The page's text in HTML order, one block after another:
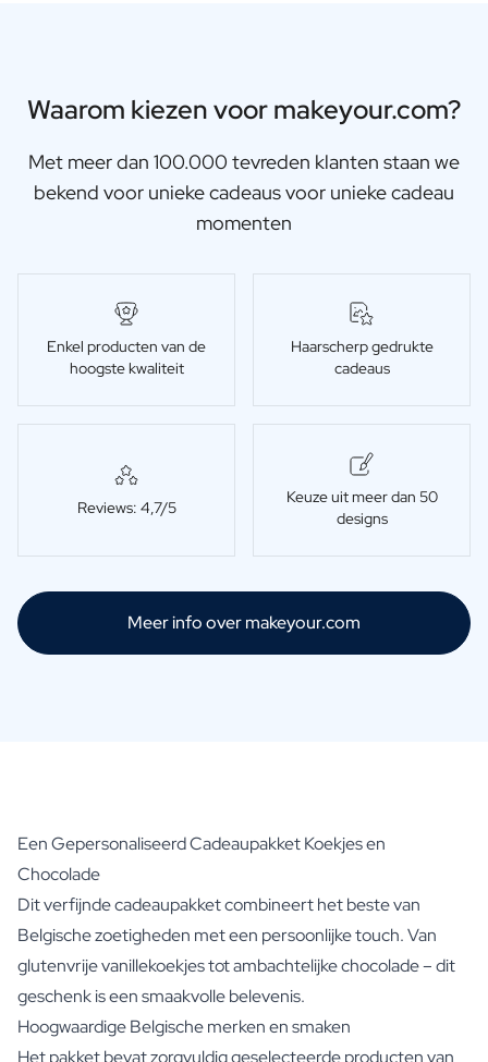
Waarom kiezen voor makeyour.com?
Met meer dan 100.000 tevreden klanten staan we
bekend voor unieke cadeaus voor unieke cadeau
momenten
Enkel producten van de
hoogste kwaliteit
Haarscherp gedrukte
cadeaus
Reviews: 4,7/5
Keuze uit meer dan 50
designs
Meer info over makeyour.com
Een Gepersonaliseerd Cadeaupakket Koekjes en
Chocolade
Dit verfijnde cadeaupakket combineert het beste van
Belgische zoetigheden met een persoonlijke touch. Van
glutenvrije vanillekoekjes tot ambachtelijke chocolade – dit
geschenk is een smaakvolle belevenis.
Hoogwaardige Belgische merken en smaken
Het pakket bevat zorgvuldig geselecteerde producten van